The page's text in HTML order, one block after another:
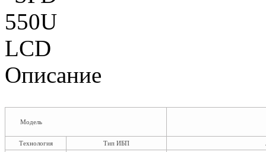
Описание
Модель
Технология Тип ИБП